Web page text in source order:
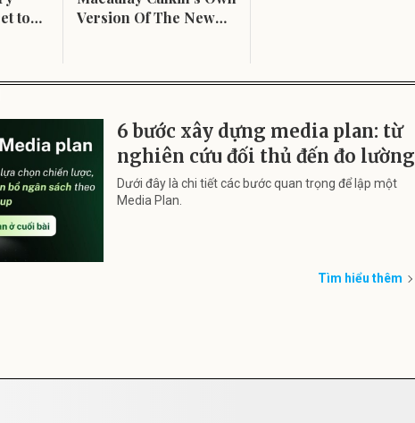
6 bước xây dựng media plan: từ
nghiên cứu đối thủ đến đo lường
Dưới đây là chi tiết các bước quan trọng để lập một
Media Plan.
Tìm hiểu thêm